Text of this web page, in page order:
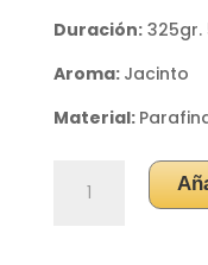
Duración:325gr.
Aroma: Jacinto
Material:
Aromática